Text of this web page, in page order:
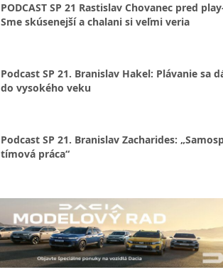
PODCAST SP 21 Rastislav Chovanec pred
Sme skúsenejší a chalani si veľmi veria
Podcast SP 21. Branislav Hakel: Plávanie sa
do vysokého veku
Podcast SP 21. Branislav Zacharides:
tímová práca“